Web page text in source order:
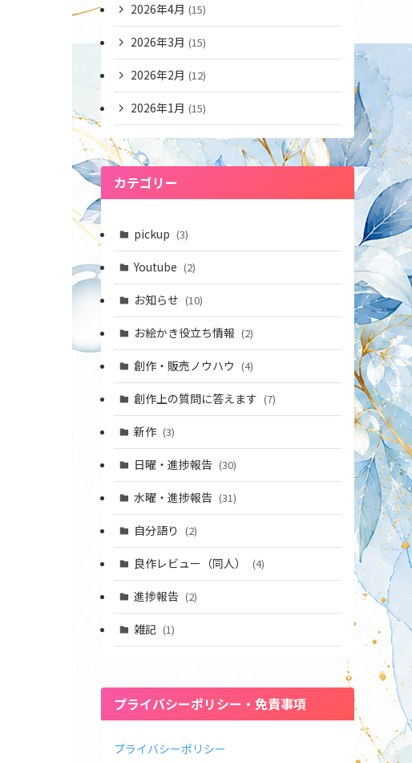
2026年4月 (15)
2026年3月 (15)
2026年2月 (12)
2026年1月 (15)
カテゴリー
pickup (3)
Youtube (2)
お知らせ (10)
お絵かき役立ち情報 (2)
創作・販売ノウハウ (4)
創作上の質問に答えます (7)
新作 (3)
日曜・進捗報告 (30)
水曜・進捗報告 (31)
自分語り (2)
良作レビュー（同人） (4)
進捗報告 (2)
雑記 (1)
プライバシーポリシー・免責事項
プライバシーポリシー